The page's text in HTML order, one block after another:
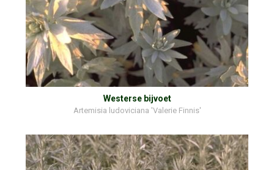
Westerse bijvoet
Artemisia ludoviciana 'Valerie Finnis'